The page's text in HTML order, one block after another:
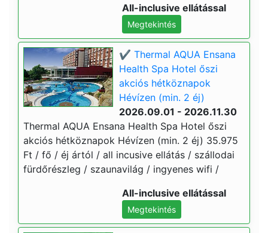
All-inclusive ellátással
Megtekintés
✔️ Thermal AQUA Ensana
Health Spa Hotel őszi
akciós hétköznapok
Hévízen (min. 2 éj)
2026.09.01 - 2026.11.30
Thermal AQUA Ensana Health Spa Hotel őszi
akciós hétköznapok Hévízen (min. 2 éj) 35.975
Ft / fő / éj ártól / all incusive ellátás / szállodai
fürdőrészleg / szaunavilág / ingyenes wifi /
All-inclusive ellátással
Megtekintés